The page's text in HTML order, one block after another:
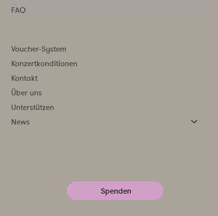
FAQ
Voucher-System
Konzertkonditionen
Kontakt
Über uns
Unterstützen
News
Spenden